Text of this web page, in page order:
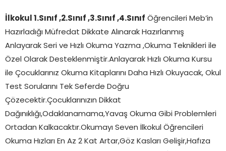
İlkokul 1.Sınıf ,2.Sınıf ,3.Sınıf ,4.Sınıf Öğrencileri Meb’in
Hazırladığı Müfredat Dikkate Alınarak Hazırlanmış
Anlayarak Seri ve Hızlı Okuma Yazma ,Okuma Teknikleri ile
Özel Olarak Desteklenmiştir.Anlayarak Hızlı Okuma Kursu
ile Çocuklarınız Okuma Kitaplarını Daha Hızlı Okuyacak, Okul
Test Sorularını Tek Seferde Doğru
Çözecektir.Çocuklarınızın Dikkat
Dağınıklığı,Odaklanamama,Yavaş Okuma Gibi Problemleri
Ortadan Kalkacaktır.Okumayı Seven İlkokul Öğrencileri
Okuma Hızları En Az 2 Kat Artar,Göz Kasları Gelişir,Hafıza